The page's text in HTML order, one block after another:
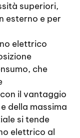
superiori,
esterno e per
elettrico
che
il vantaggio
della massima
si tende
elettrico al